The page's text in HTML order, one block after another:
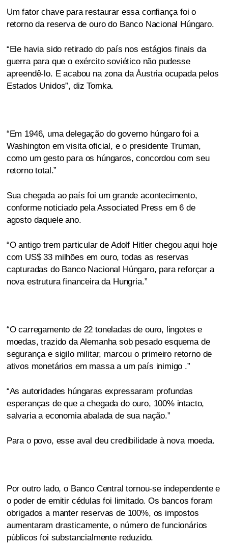
Um fator chave para restaurar essa confiança foi o
retorno da reserva de ouro do Banco Nacional Húngaro.
“Ele havia sido retirado do país nos estágios finais da
guerra para que o exército soviético não pudesse
apreendê-lo. E acabou na zona da Áustria ocupada pelos
Estados Unidos”, diz Tomka.
“Em 1946, uma delegação do governo húngaro foi a
Washington em visita oficial, e o presidente Truman,
como um gesto para os húngaros, concordou com seu
retorno total.”
Sua chegada ao país foi um grande acontecimento,
conforme noticiado pela Associated Press em 6 de
agosto daquele ano.
“O antigo trem particular de Adolf Hitler chegou aqui hoje
com US$ 33 milhões em ouro, todas as reservas
capturadas do Banco Nacional Húngaro, para reforçar a
nova estrutura financeira da Hungria.”
“O carregamento de 22 toneladas de ouro, lingotes e
moedas, trazido da Alemanha sob pesado esquema de
segurança e sigilo militar, marcou o primeiro retorno de
ativos monetários em massa a um país inimigo .”
“As autoridades húngaras expressaram profundas
esperanças de que a chegada do ouro, 100% intacto,
salvaria a economia abalada de sua nação.”
Para o povo, esse aval deu credibilidade à nova moeda.
Por outro lado, o Banco Central tornou-se independente e
o poder de emitir cédulas foi limitado. Os bancos foram
obrigados a manter reservas de 100%, os impostos
aumentaram drasticamente, o número de funcionários
públicos foi substancialmente reduzido.